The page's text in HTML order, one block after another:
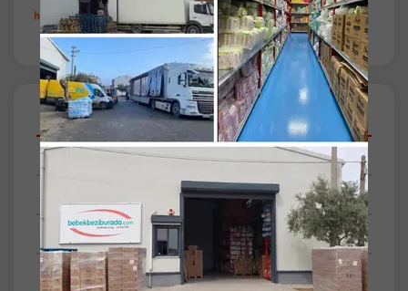
Açıklamalar
Taksit Seçenekleri
Tüm Yorumlar
Tüm Sorular
Anket